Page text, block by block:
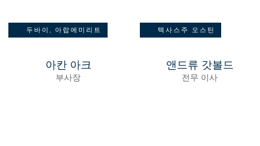
두바이, 아랍에미리트
아칸 아크
부사장
텍사스주 오스틴
앤드류 갓볼드
전무 이사